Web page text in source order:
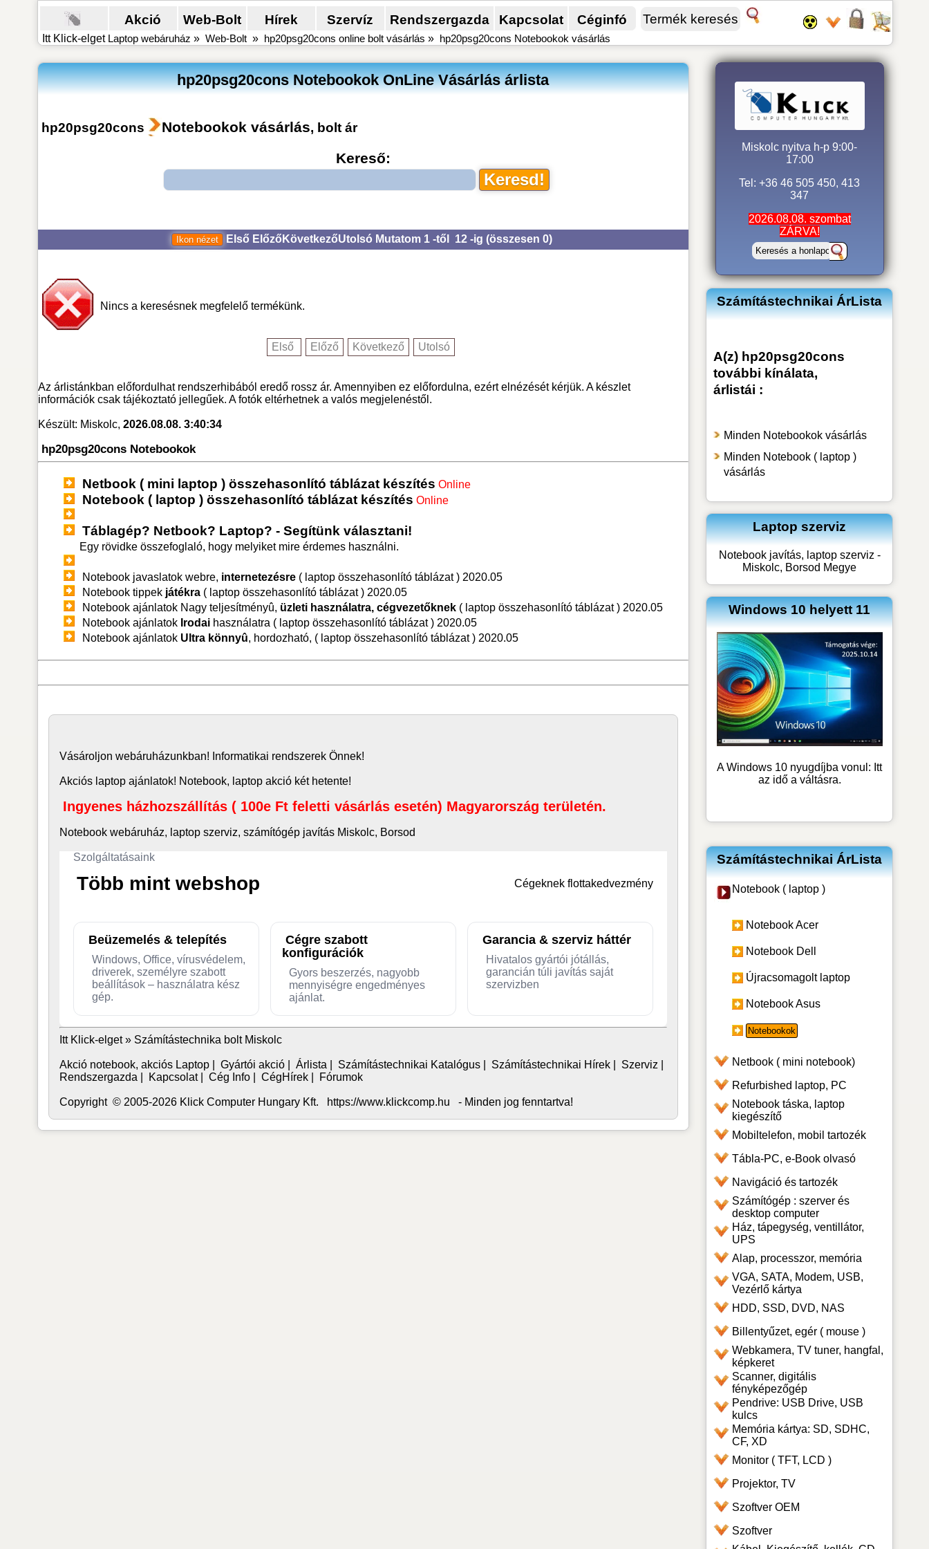
Akció Web-Bolt Hírek Szervíz Rendszergazda Kapcsolat Céginfó
Itt Klick-elget Laptop webáruház » Web-Bolt» hp20psg20cons online bolt vásárlás » hp20psg20cons Notebookok vásárlás
hp20psg20cons Notebookok OnLine Vásárlás árlista
hp20psg20cons Notebookok vásárlás, bolt ár
Kereső:
Első Előző KövetkezőUtolsó Mutatom 1 -től 12 -ig (összesen 0)
Nincs a keresésnek megfelelő termékünk.
Első Előző Következő Utolsó
Az árlistánkban előfordulhat rendszerhibából eredő rossz ár. Amennyiben ez előfordulna, ezért elnézését kérjük. A készlet
információk csak tájékoztató jellegűek. A fotók eltérhetnek a valós megjelenéstől.
Készült: Miskolc, 2026.08.08. 3:40:34
hp20psg20cons Notebookok
Netbook ( mini laptop ) összehasonlító táblázat készítés Online
Notebook ( laptop ) összehasonlító táblázat készítés Online
Táblagép? Netbook? Laptop? - Segítünk választani!
Egy rövidke összefoglaló, hogy melyiket mire érdemes használni.
Notebook javaslatok webre, internetezésre( laptop összehasonlító táblázat )2020.05
Notebook tippek játékra( laptop összehasonlító táblázat )2020.05
Notebook ajánlatok Nagy teljesítményû, üzleti használatra, cégvezetőknek( laptop összehasonlító táblázat )2020.05
Notebook ajánlatok Irodaihasználatra ( laptop összehasonlító táblázat )2020.05
Notebook ajánlatok Ultra könnyû, hordozható, ( laptop összehasonlító táblázat )2020.05
Vásároljon webáruházunkban! Informatikai rendszerek Önnek!
Akciós laptop ajánlatok! Notebook, laptop akció két hetente!
Ingyenes házhozszállítás ( 100e Ft feletti vásárlás esetén) Magyarország területén.
Notebook webáruház, laptop szerviz, számítógép javítás Miskolc, Borsod
Szolgáltatásaink
Több mint webshop Cégeknek flottakedvezmény
Beüzemelés & telepítés
Windows, Office, vírusvédelem,
driverek, személyre szabott
beállítások – használatra kész
gép.
Cégre szabott
konfigurációk
Gyors beszerzés, nagyobb
mennyiségre engedményes
ajánlat.
Garancia & szerviz háttér
Hivatalos gyártói jótállás,
garancián túli javítás saját
szervizben
Itt Klick-elget » Számítástechnika bolt Miskolc
Akció notebook, akciós Laptop| Gyártói akció| Árlista Számítástechnikai Katalógus| Számítástechnikai Hírek| Szerviz
Rendszergazda
Kapcsolat| Cég Info| CégHírek| Fórumok
Copyright © 2005-2026 Klick Computer Hungary Kft. https://www.klickcomp.hu - Minden jog fenntartva!
Miskolc nyitva h-p 9:00-
17:00
Tel: +36 46 505 450, 413
347
2026.08.08. szombat
ZÁRVA!
Számítástechnikai ÁrLista
A(z) hp20psg20cons
további kínálata,
árlistái :
Minden Notebookok vásárlás
Minden Notebook ( laptop )
vásárlás
Laptop szerviz
Notebook javítás, laptop szerviz -
Miskolc, Borsod Megye
Windows 10 helyett 11
A Windows 10 nyugdíjba vonul: Itt
az idő a váltásra.
Számítástechnikai ÁrLista
Notebook ( laptop )
Notebook Acer
Notebook Dell
Újracsomagolt laptop
Notebook Asus
Notebookok
Netbook ( mini notebook)
Refurbished laptop, PC
Notebook táska, laptop
kiegészítő
Mobiltelefon, mobil tartozék
Tábla-PC, e-Book olvasó
Navigáció és tartozék
Számítógép : szerver és
desktop computer
Ház, tápegység, ventillátor,
UPS
Alap, processzor, memória
VGA, SATA, Modem, USB,
Vezérlő kártya
HDD, SSD, DVD, NAS
Billentyűzet, egér ( mouse )
Webkamera, TV tuner, hangfal,
képkeret
Scanner, digitális
fényképezőgép
Pendrive: USB Drive, USB
kulcs
Memória kártya: SD, SDHC,
CF, XD
Monitor ( TFT, LCD )
Projektor, TV
Szoftver OEM
Szoftver